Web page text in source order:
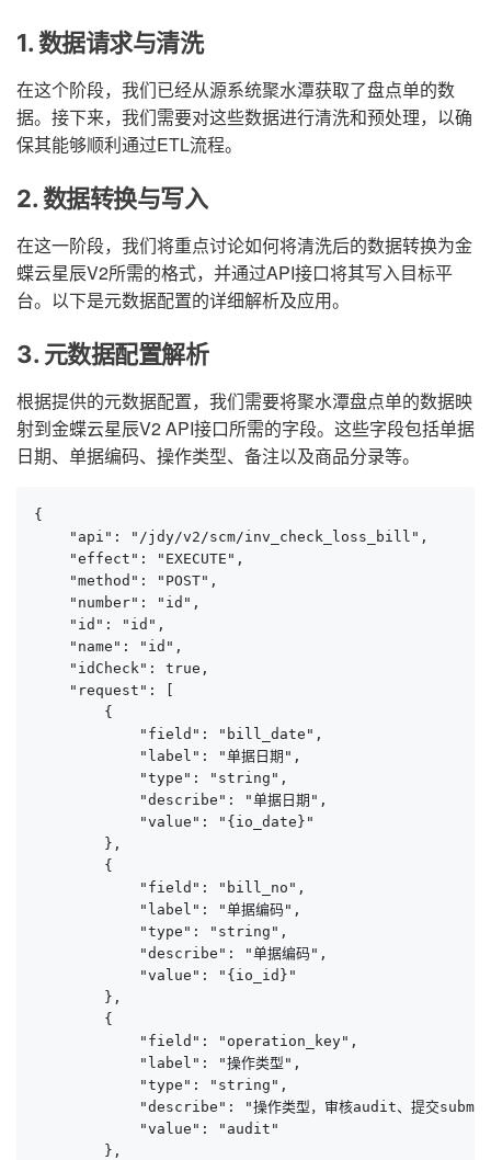
1. 数据请求与清洗
在这个阶段，我们已经从源系统聚水潭获取了盘点单的数
据。接下来，我们需要对这些数据进行清洗和预处理，以确
保其能够顺利通过ETL流程。
2. 数据转换与写入
在这一阶段，我们将重点讨论如何将清洗后的数据转换为金
蝶云星辰V2所需的格式，并通过API接口将其写入目标平
台。以下是元数据配置的详细解析及应用。
3. 元数据配置解析
根据提供的元数据配置，我们需要将聚水潭盘点单的数据映
射到金蝶云星辰V2 API接口所需的字段。这些字段包括单据
日期、单据编码、操作类型、备注以及商品分录等。
{
    "api": "/jdy/v2/scm/inv_check_loss_bill",
    "effect": "EXECUTE",
    "method": "POST",
    "number": "id",
    "id": "id",
    "name": "id",
    "idCheck": true,
    "request": [
        {
            "field": "bill_date",
            "label": "单据日期",
            "type": "string",
            "describe": "单据日期",
            "value": "{io_date}"
        },
        {
            "field": "bill_no",
            "label": "单据编码",
            "type": "string",
            "describe": "单据编码",
            "value": "{io_id}"
        },
        {
            "field": "operation_key",
            "label": "操作类型",
            "type": "string",
"describe": "操作类型，审核audit、提交
            "value": "audit"
        },